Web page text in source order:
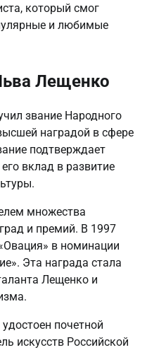
который смог
и любимые
Лещенко
звание Народного
наградой в сфере
подтверждает
вклад в развитие
множества
и премий. В 1997
в номинации
Эта награда стала
Лещенко и
почетной
искусств Российской